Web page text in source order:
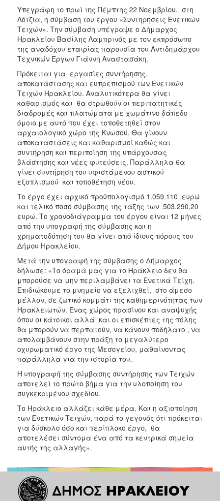
ΠΟΛΙΤΙΣΜΟΣ
ΑΝΘΕΚΤΙΚΗ
ΠΟΛΗ
Υπεγράφη το πρωί της Πέμπτης 22 Νοεμβρίου, στη
Λότζια, η σύμβαση του έργου «Συντηρήσεις Ενετικών
Τειχών». Την σύμβαση υπέγραψε ο Δήμαρχος
Ηρακλείου Βασίλης Λαμπρινός με τον εκπρόσωπο
της αναδόχου εταιρίας παρουσία του Αντιδημάρχου
Τεχνικών Έργων Γιάννη Αναστασάκη.
Πρόκειται για εργασίες συντήρησης,
αποκατάστασης και ευπρεπισμού των Ενετικών
Τειχών Ηρακλείου. Αναλυτικότερα θα γίνει
καθαρισμός και θα στρωθούν οι περιπατητικές
διαδρομές και πλατώματα με χωμάτινο δάπεδο
όμοιο με αυτό που έχει τοποθετηθεί στον
αρχαιολογικό χώρο της Κνωσού. Θα γίνουν
αποκαταστάσεις και καθαρισμοί καθώς και
συντήρηση και περιποίηση της υπάρχουσας
βλάστησης και νέες φυτεύσεις. Παράλληλα θα
γίνει συντήρηση του υφιστάμενου αστικού
εξοπλισμού και τοποθέτηση νέου.
Το έργο έχει αρχικό προϋπολογισμό 1.059.110 ευρώ
και τελικό ποσό σύμβασης της τάξης των 503.290,20
ευρώ. Το χρονοδιάγραμμα του έργου είναι 12 μήνες
από την υπογραφή της σύμβασης και η
χρηματοδότηση του θα γίνει από ίδιους πόρους του
Δήμου Ηρακλείου.
Μετά την υπογραφή της σύμβασης ο Δήμαρχος
δήλωσε: «Το όραμά μας για το Ηράκλειο δεν θα
μπορούσε να μην περιλαμβάνει τα Ενετικά Τείχη.
Επιδιώκουμε το μνημείο να εξελιχθεί, στο άμεσο
μέλλον, σε ζωτικό κομμάτι της καθημερινότητας των
Ηρακλειωτών. Ένας χώρος πρασίνου και αναψυχής
όπου οι κάτοικοι αλλά και οι επισκέπτες της πόλης
θα μπορούν να περπατούν, να κάνουν ποδήλατο , να
απολαμβάνουν στην πράξη το μεγαλύτερο
οχυρωματικό έργο της Μεσογείου, μαθαίνοντας
παράλληλα για την ιστορία του.
Η υπογραφή της σύμβασης συντήρησης των Τειχών
αποτελεί το πρώτο βήμα για την υλοποίηση του
συγκεκριμένου σχεδίου.
Το Ηράκλειο αλλάζει κάθε μέρα. Και η αξιοποίηση
των Ενετικών Τειχών, παρά το γεγονός ότι πρόκειται
για δύσκολο όσο και περίπλοκο έργο, θα
αποτελέσει σύντομα ένα από τα κεντρικά σημεία
αυτής της αλλαγής».